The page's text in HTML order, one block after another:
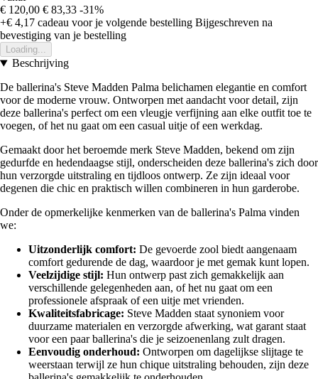
€ 120,00 € 83,33 -31%
+€ 4,17 cadeau voor je volgende bestelling Bijgeschreven na
bevestiging van je bestelling
Loading...
Beschrijving
De ballerina's Steve Madden Palma belichamen elegantie en comfort
voor de moderne vrouw. Ontworpen met aandacht voor detail, zijn
deze ballerina's perfect om een vleugje verfijning aan elke outfit toe te
voegen, of het nu gaat om een casual uitje of een werkdag.
Gemaakt door het beroemde merk Steve Madden, bekend om zijn
gedurfde en hedendaagse stijl, onderscheiden deze ballerina's zich door
hun verzorgde uitstraling en tijdloos ontwerp. Ze zijn ideaal voor
degenen die chic en praktisch willen combineren in hun garderobe.
Onder de opmerkelijke kenmerken van de ballerina's Palma vinden
we:
Uitzonderlijk comfort: De gevoerde zool biedt aangenaam
comfort gedurende de dag, waardoor je met gemak kunt lopen.
Veelzijdige stijl: Hun ontwerp past zich gemakkelijk aan
verschillende gelegenheden aan, of het nu gaat om een
professionele afspraak of een uitje met vrienden.
Kwaliteitsfabricage: Steve Madden staat synoniem voor
duurzame materialen en verzorgde afwerking, wat garant staat
voor een paar ballerina's die je seizoenenlang zult dragen.
Eenvoudig onderhoud: Ontworpen om dagelijkse slijtage te
weerstaan terwijl ze hun chique uitstraling behouden, zijn deze